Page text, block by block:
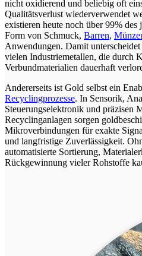
nicht oxidierend und beliebig oft
Qualitätsverlust wiederverwendet
existieren heute noch über 99% des
Form von Schmuck, Barren,
Anwendungen. Damit
vielen Industriemetallen, die durch
Verbundmaterialien dauerhaft
Andererseits ist Gold selbst ein
Recyclingprozesse. In Sensorik,
Steuerungselektronik und präzisen
Recyclinganlagen sorgen
Mikroverbindungen für exakte
und langfristige Zuverlässigkeit.
automatisierte Sortierung,
Rückgewinnung vieler Rohstoffe